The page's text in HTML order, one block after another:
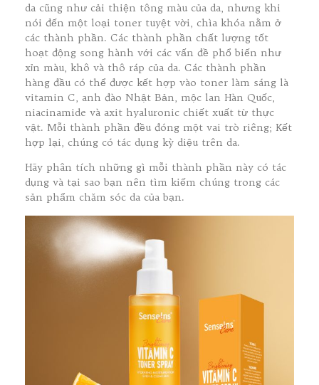
da cũng như cải thiện tông màu của da, nhưng khi
nói đến một loại toner tuyệt vời, chìa khóa nằm ở
các thành phần. Các thành phần chất lượng tốt
hoạt động song hành với các vấn đề phổ biến như
xỉn màu, khô và thô ráp của da. Các thành phần
hàng đầu có thể được kết hợp vào toner làm sáng là
vitamin C, anh đào Nhật Bản, mộc lan Hàn Quốc,
niacinamide và axit hyaluronic chiết xuất từ thực
vật. Mỗi thành phần đều đóng một vai trò riêng; Kết
hợp lại, chúng có tác dụng kỳ diệu trên da.
Hãy phân tích những gì mỗi thành phần này có tác
dụng và tại sao bạn nên tìm kiếm chúng trong các
sản phẩm chăm sóc da của bạn.